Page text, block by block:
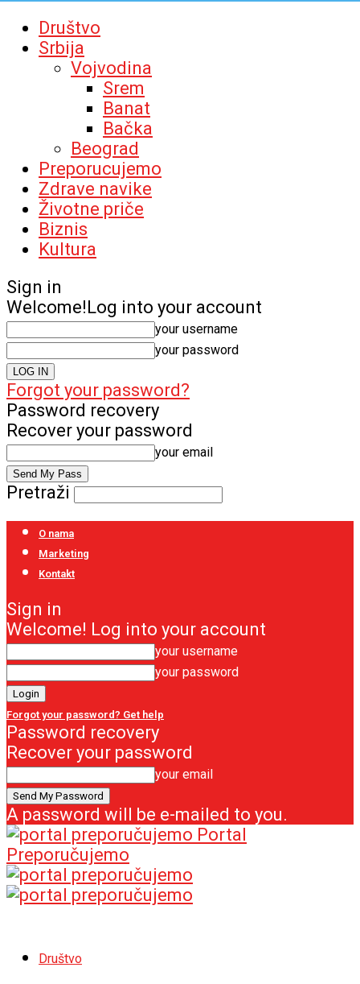
Društvo
Srbija
Vojvodina
Srem
Banat
Bačka
Beograd
Preporucujemo
Zdrave navike
Životne priče
Biznis
Kultura
Sign in
Welcome!Log into your account
your username
your password
Forgot your password?
Password recovery
Recover your password
your email
Pretraži
O nama
Marketing
Kontakt
Sign in
Welcome! Log into your account
your username
your password
Forgot your password? Get help
Password recovery
Recover your password
your email
A password will be e-mailed to you.
Portal
Preporučujemo
Društvo